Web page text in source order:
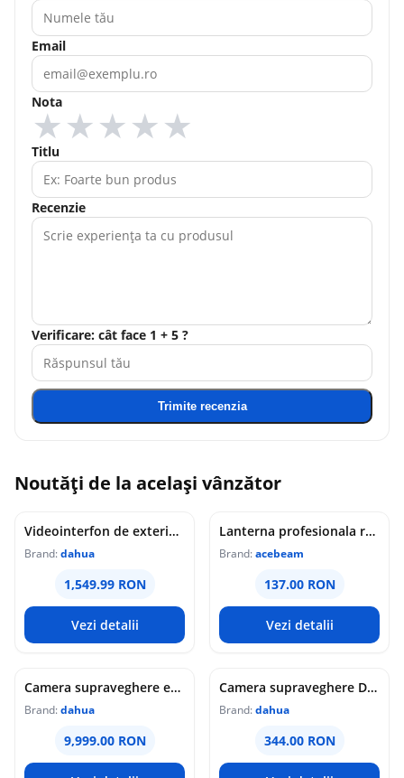
Email
Nota
★
★
★
★
★
Titlu
Recenzie
Verificare: cât face 1 + 5 ?
Trimite recenzia
Noutăți de la același vânzător
Videointerfon de exterior IP WiFi Dahua VTO6631QB-WP, 2MP, ecran 5 inch, acces prin PIN/recunoastere faciala/card/Bluetooth, slot card, microfon/difuzor, PoE
Brand:dahua
1,549.99 RON
Vezi detalii
Lanterna profesionala reincarcabila Acebeam Pokelit AA, 1000 lumeni, 105 m, gri
Brand:acebeam
137.00 RON
Vezi detalii
Camera supraveghere exterior analogica Dome cu iluminare duala Dahua HAC-HDW1549X-IL-A-PRO-0360B-DIP, 5 MP, 2.8 mm, IR/lumina calda 50 m, microfon dublu
Brand:dahua
9,999.00 RON
Camera supraveghere Dome analogica Dahua WizColor HAC-HDW1549X-A-PRO-0360B-DIP, 5 MP, 3.6 mm, lumina calda 50 m, microfon dublu
Brand:dahua
344.00 RON